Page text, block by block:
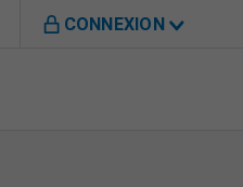
site de B M O au Canada
de langueCONNEXION